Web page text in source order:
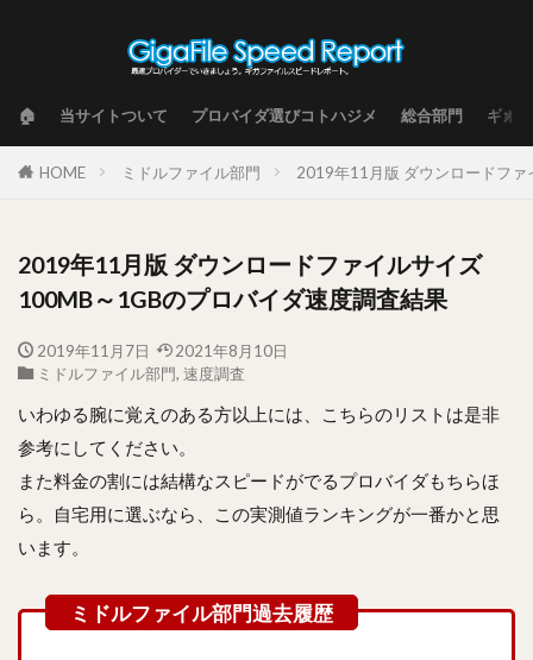
🏠 当サイトついて プロバイダ選びコトハジメ 総合部門 ギガ
HOME ミドルファイル部門 2019年11月版 ダウンロードフ
2019年11月版 ダウンロードファイルサイズ
100MB～1GBのプロバイダ速度調査結果
2019年11月7日
2021年8月10日
ミドルファイル部門, 速度調査
いわゆる腕に覚えのある方以上には、こちらのリストは是非
参考にしてください。
また料金の割には結構なスピードがでるプロバイダもちらほ
ら。自宅用に選ぶなら、この実測値ランキングが一番かと思
います。